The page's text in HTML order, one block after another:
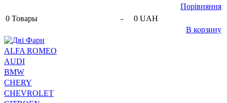
Порівняння
0 Товары -
0 UAH
В корзину
ALFA ROMEO
AUDI
BMW
CHERY
CHEVROLET